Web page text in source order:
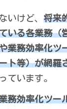
いけど、将来
いる各業務（
業務効率化ツ
ト等）が網羅
ています。
務効率化ツー